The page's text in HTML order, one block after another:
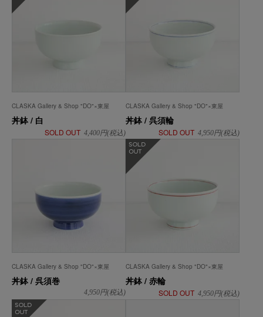
CLASKA Gallery & Shop "DO"×東屋
丼鉢 / 白
SOLD OUT 4,400円(税込)
CLASKA Gallery & Shop "DO"×東屋
丼鉢 / 呉須輪
SOLD OUT 4,950円(税込)
CLASKA Gallery & Shop "DO"×東屋
丼鉢 / 呉須巻
4,950円(税込)
CLASKA Gallery & Shop "DO"×東屋
丼鉢 / 赤輪
SOLD OUT 4,950円(税込)